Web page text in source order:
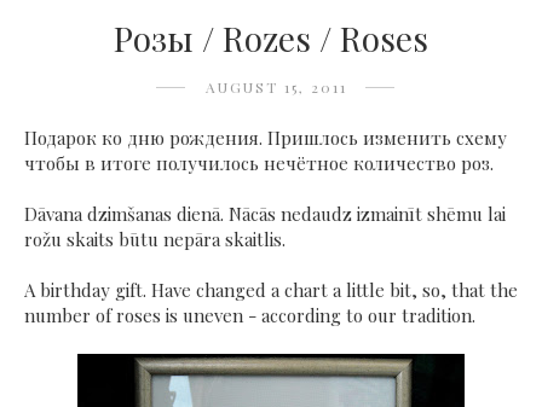
Розы / Rozes / Roses
AUGUST 15, 2011
Подарок ко дню рождения. Пришлось изменить схему
чтобы в итоге получилось нечётное количество роз.
Dāvana dzimšanas dienā. Nācās nedaudz izmainīt shēmu lai
rožu skaits būtu nepāra skaitlis.
A birthday gift. Have changed a chart a little bit, so, that the
number of roses is uneven - according to our tradition.